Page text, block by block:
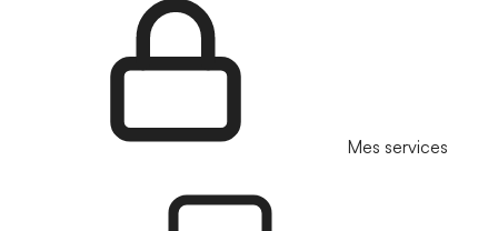
Mes services